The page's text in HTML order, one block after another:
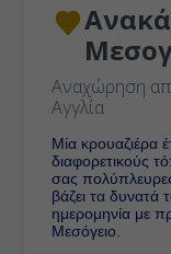
Αναχώρηση
Αγγλία
Μία κρουαζιέρα
διαφορετικούς
σας
βάζει τα δυνατά
ημερομηνία με
Μεσόγειο.